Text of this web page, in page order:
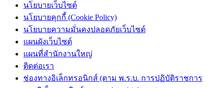
นโยบายเว็บไซต์
นโยบายคุกกี้ (Cookie Policy)
นโยบายความมั่นคงปลอดภัยเว็บไซต์
แผนผังเว็บไซต์
แผนที่สำนักงานใหญ่
ติดต่อเรา
ช่องทางอิเล็กทรอนิกส์ (ตาม พ.ร.บ. การปฏิบัติราชการ